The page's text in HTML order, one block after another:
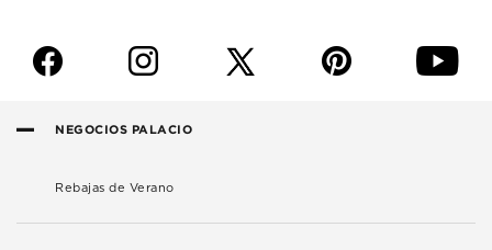
f i p y
NEGOCIOS PALACIO
Rebajas de Verano